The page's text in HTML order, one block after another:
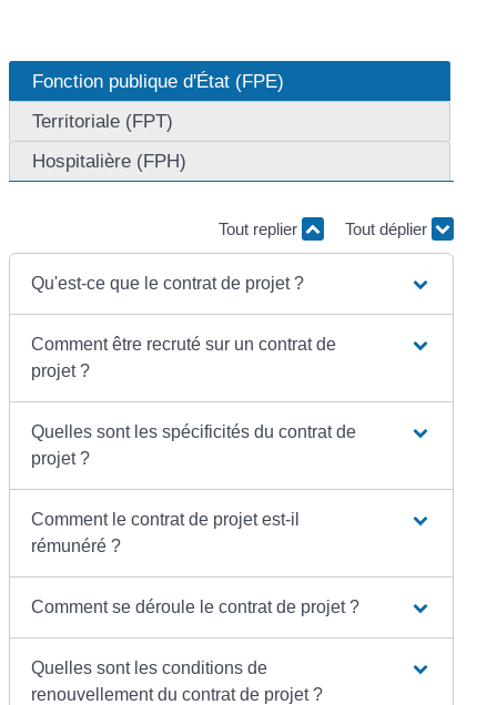
Fonction publique d'État (FPE)
Territoriale (FPT)
Hospitalière (FPH)
Tout replier Tout déplier
Qu'est-ce que le contrat de projet ?
Comment être recruté sur un contrat de
projet ?
Quelles sont les spécificités du contrat de
projet ?
Comment le contrat de projet est-il
rémunéré ?
Comment se déroule le contrat de projet ?
Quelles sont les conditions de
renouvellement du contrat de projet ?